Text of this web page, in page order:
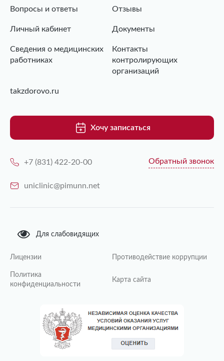
Вопросы и ответы Отзывы
Личный кабинет Документы
Сведения о медицинских
работниках
Контакты
контролирующих
организаций
takzdorovo.ru
Хочу записаться
+7 (831) 422-20-00 Обратный звонок
uniclinic@pimunn.net
Для слабовидящих
Лицензии Противодействие коррупции
Политика
конфиденциальности
Карта сайта